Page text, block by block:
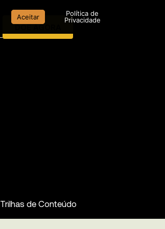
DOE AGORA
Trilhas de Conteúdo
Aceitar
Política de
Privacidade